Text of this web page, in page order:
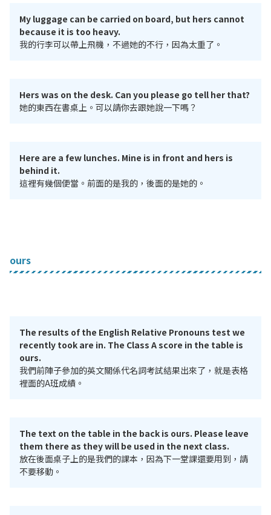
My luggage can be carried on board, but hers cannot
because it is too heavy.
我的行李可以帶上飛機，不過她的不行，因為太重了。
Hers was on the desk. Can you please go tell her that?
她的東西在書桌上。可以請你去跟她說一下嗎？
Here are a few lunches. Mine is in front and hers is
behind it.
這裡有幾個便當。前面的是我的，後面的是她的。
ours
The results of the English Relative Pronouns test we
recently took are in. The Class A score in the table is
ours.
我們前陣子參加的英文關係代名詞考試結果出來了，就是表格
裡面的A班成績。
The text on the table in the back is ours. Please leave
them there as they will be used in the next class.
放在後面桌子上的是我們的課本，因為下一堂課還要用到，請
不要移動。